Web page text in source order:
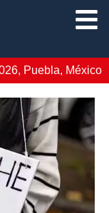
Puebla, México